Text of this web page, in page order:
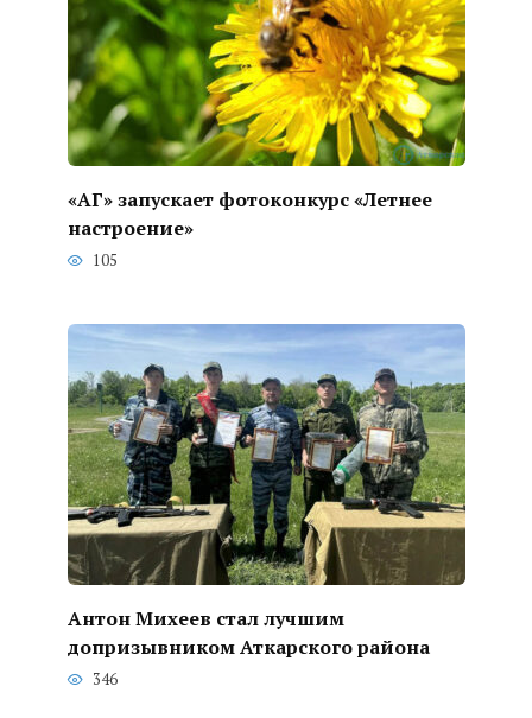
«АГ» запускает фотоконкурс «Летнее
настроение»
105
Антон Михеев стал лучшим
допризывником Аткарского района
346